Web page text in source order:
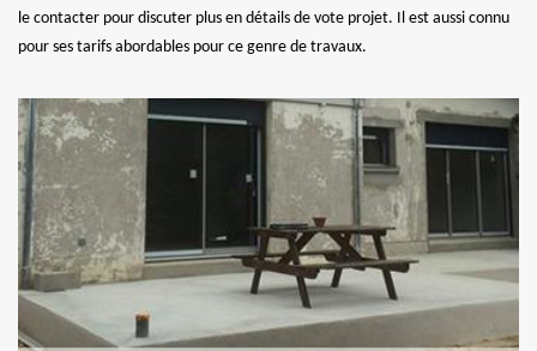
le contacter pour discuter plus en détails de vote projet. Il est aussi connu
pour ses tarifs abordables pour ce genre de travaux.